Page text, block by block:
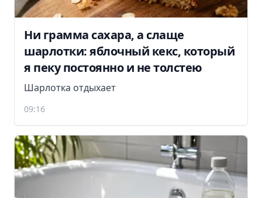
Ни грамма сахара, а слаще
шарлотки: яблочный кекс, который
я пеку постоянно и не толстею
Шарлотка отдыхает
09:16